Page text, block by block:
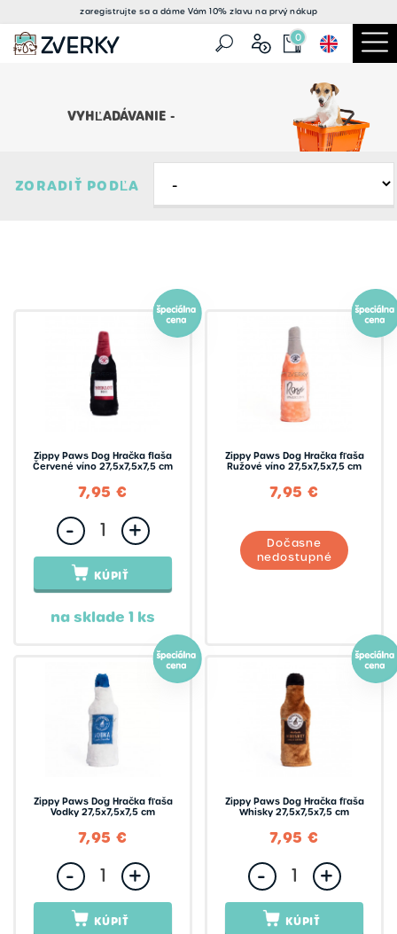
zaregistrujte sa a dáme Vám 10% zlavu na prvý nákup
0
VYHĽADÁVANIE -
ZORADIŤ PODĽA
Zippy Paws Dog Hračka flaša
Červené víno 27,5x7,5x7,5 cm
7,95 €
- +
KÚPIŤ
na sklade 1 ks
Zippy Paws Dog Hračka fľaša
Ružové víno 27,5x7,5x7,5 cm
7,95 €
Dočasne
nedostupné
Zippy Paws Dog Hračka fľaša
Vodky 27,5x7,5x7,5 cm
7,95 €
- +
KÚPIŤ
Zippy Paws Dog Hračka fľaša
Whisky 27,5x7,5x7,5 cm
7,95 €
- +
KÚPIŤ